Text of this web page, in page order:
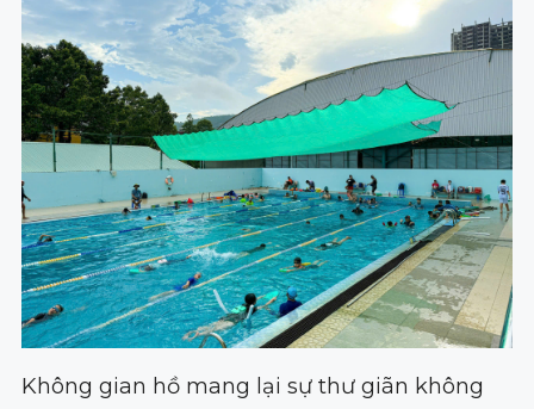
Không gian hồ mang lại sự thư giãn không